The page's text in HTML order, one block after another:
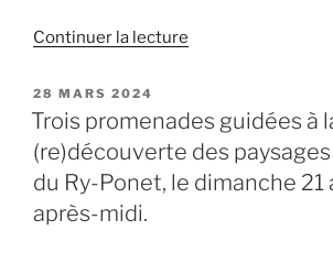
Continuer la lecture
à
découverte
des
PUBLIÉ
LE
28 MARS 2024
Trois promenades guidées à
(re)découverte des
du Ry-Ponet, le dimanche 21
après-midi.